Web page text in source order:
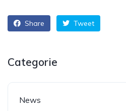
Share Tweet
Categorie
News